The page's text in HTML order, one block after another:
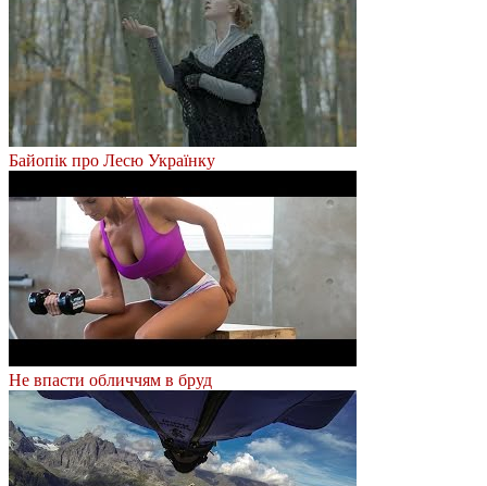
Байопік про Лесю Українку
Не впасти обличчям в бруд